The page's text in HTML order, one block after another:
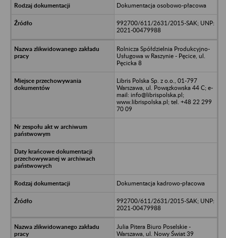
Dokumentacja osobowo-płacowa
992700/611/2631/2015-SAK; UNP:
2021-00479988
Rolnicza Spółdzielnia Produkcyjno-
Usługowa w Raszynie - Pęcice, ul.
Pęcicka 8
Libris Polska Sp. z o.o., 01-797
Warszawa, ul. Powązkowska 44 C; e-
mail: info@librispolska.pl;
www.librispolska.pl; tel. +48 22 299
70 09
Dokumentacja kadrowo-płacowa
992700/611/2631/2015-SAK; UNP:
2021-00479988
Julia Pitera Biuro Poselskie -
Warszawa, ul. Nowy Świat 39